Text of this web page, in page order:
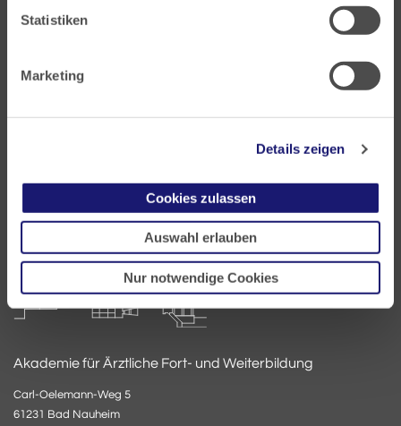
Statistiken
Marketing
Details zeigen
Cookies zulassen
Auswahl erlauben
Nur notwendige Cookies
Hanauer Landstraße 152
Fax: +49 69 97672-128
Akademie für Ärztliche Fort- und Weiterbildung
Carl-Oelemann-Weg 5
61231 Bad Nauheim